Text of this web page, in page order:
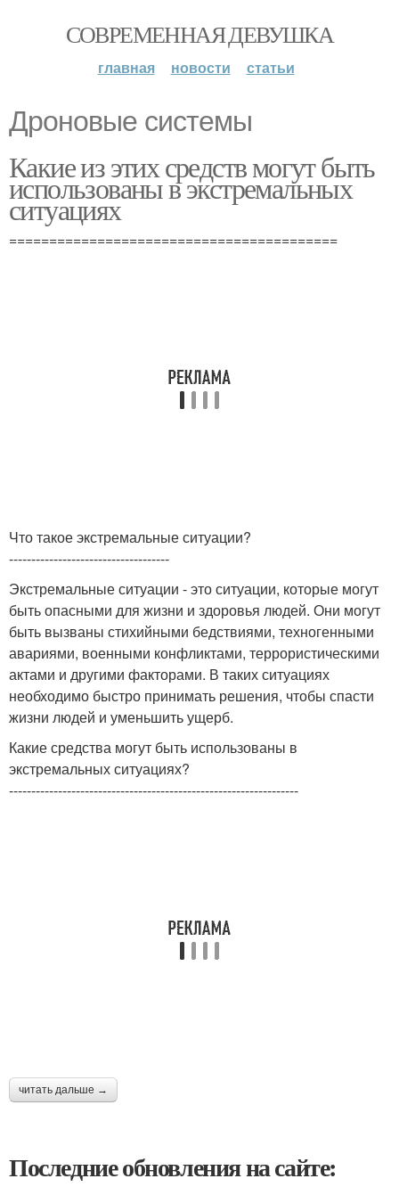
СОВРЕМЕННАЯ ДЕВУШКА
главная новости статьи
Дроновые системы
Какие из этих средств могут быть
использованы в экстремальных
ситуациях
=========================================
Что такое экстремальные ситуации?
------------------------------------
Экстремальные ситуации - это ситуации, которые могут
быть опасными для жизни и здоровья людей. Они могут
быть вызваны стихийными бедствиями, техногенными
авариями, военными конфликтами, террористическими
актами и другими факторами. В таких ситуациях
необходимо быстро принимать решения, чтобы спасти
жизни людей и уменьшить ущерб.
Какие средства могут быть использованы в
экстремальных ситуациях?
-----------------------------------------------------------------
читать дальше →
Последние обновления на сайте: